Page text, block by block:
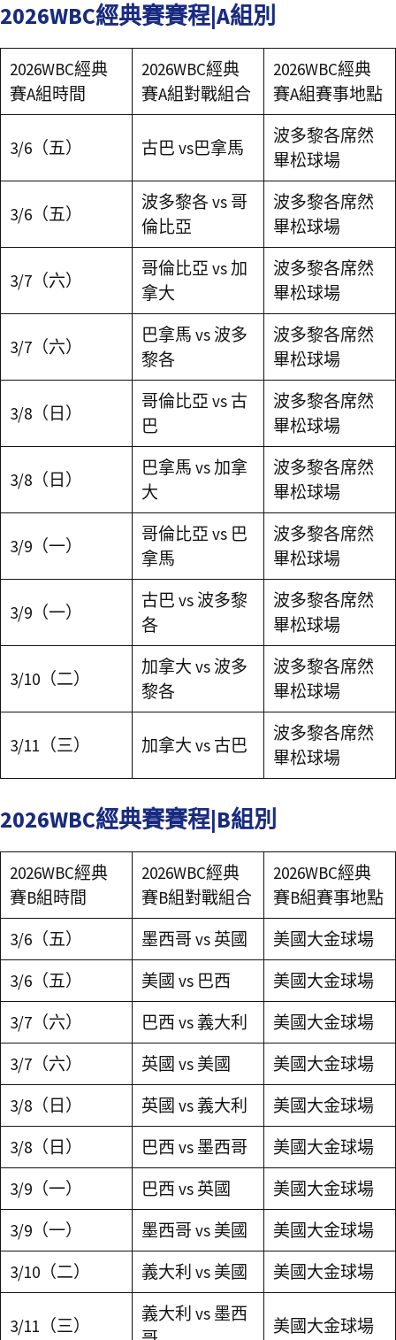
2026WBC經典賽賽程|A組別
2026WBC經典
賽A組時間
2026WBC經典
賽A組對戰組合
2026WBC經典
賽A組賽事地點
3/6（五） 古巴 vs巴拿馬
波多黎各席然
畢松球場
3/6（五）
波多黎各 vs 哥
倫比亞
波多黎各席然
畢松球場
3/7（六）
哥倫比亞 vs 加
拿大
波多黎各席然
畢松球場
3/7（六）
巴拿馬 vs 波多
黎各
波多黎各席然
畢松球場
3/8（日）
哥倫比亞 vs 古
巴
波多黎各席然
畢松球場
3/8（日）
巴拿馬 vs 加拿
大
波多黎各席然
畢松球場
3/9（一）
哥倫比亞 vs 巴
拿馬
波多黎各席然
畢松球場
3/9（一）
古巴 vs 波多黎
各
波多黎各席然
畢松球場
3/10（二）
加拿大 vs 波多
黎各
波多黎各席然
畢松球場
3/11（三） 加拿大 vs 古巴
波多黎各席然
畢松球場
2026WBC經典賽賽程|B組別
2026WBC經典
賽B組時間
2026WBC經典
賽B組對戰組合
2026WBC經典
賽B組賽事地點
3/6（五）
墨西哥 vs 英國
美國大金球場
3/6（五）
美國 vs 巴西
美國大金球場
3/7（六）
巴西 vs 義大利
美國大金球場
3/7（六）
英國 vs 美國
美國大金球場
3/8（日）
英國 vs 義大利
美國大金球場
3/8（日）
巴西 vs 墨西哥
美國大金球場
3/9（一）
巴西 vs 英國
美國大金球場
3/9（一）
墨西哥 vs 美國
美國大金球場
3/10（二）
義大利 vs 美國 美國大金球場
3/11（三）
義大利 vs 墨西
美國大金球場